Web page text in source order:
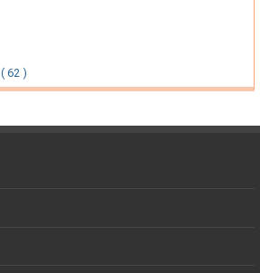
( 62 )